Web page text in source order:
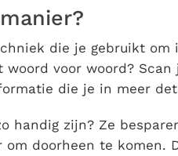
die je gebruikt
voor woord?
die je in meer
handig zijn? Ze
om doorheen te komen.